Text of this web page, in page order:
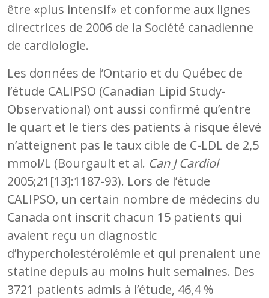
être «plus intensif» et conforme aux lignes
directrices de 2006 de la Société canadienne
de cardiologie.
Les données de l’Ontario et du Québec de
l’étude CALIPSO (Canadian Lipid Study-
Observational) ont aussi confirmé qu’entre
le quart et le tiers des patients à risque élevé
n’atteignent pas le taux cible de C-LDL de 2,5
mmol/L (Bourgault et al. Can J Cardiol
2005;21[13]:1187-93). Lors de l’étude
CALIPSO, un certain nombre de médecins du
Canada ont inscrit chacun 15 patients qui
avaient reçu un diagnostic
d’hypercholestérolémie et qui prenaient une
statine depuis au moins huit semaines. Des
3721 patients admis à l’étude, 46,4 %